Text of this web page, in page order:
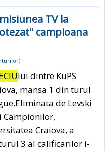
TV la
campioana
)
lui dintre KuPS
mansa 1 din turul
de Levski
Craiova, a
3 al calificarilor i-